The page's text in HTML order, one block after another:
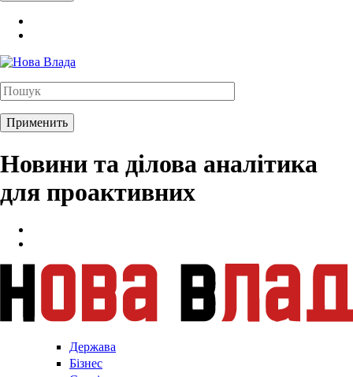
Новини та ділова аналітика
для проактивних
Держава
Бізнес